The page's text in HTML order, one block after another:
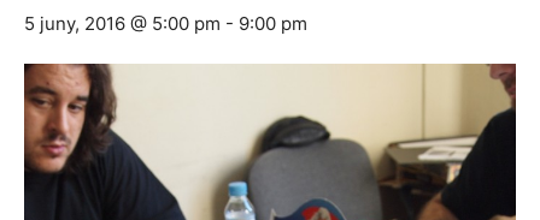
5 juny, 2016 @ 5:00 pm - 9:00 pm